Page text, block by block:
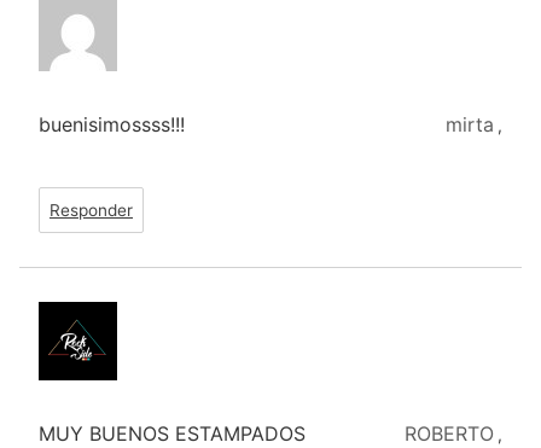
mirta ,
buenisimossss!!!
Responder
ROBERTO ,
MUY BUENOS ESTAMPADOS